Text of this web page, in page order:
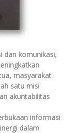
dan komunikasi,
masyarakat
satu misi
akuntabilitas
informasi
dalam